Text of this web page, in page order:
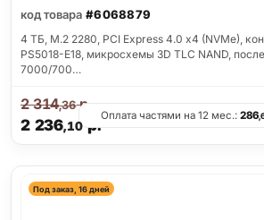
код товара #6068879
4 ТБ, M.2 2280, PCI Express 4.0 x4 (NVMe),
PS5018-E18, микросхемы 3D TLC NAND,
7000/700…
2 236,10 р.
2 314,36р.
Оплата частями на 12 мес.:286
Под заказ, 16 дней